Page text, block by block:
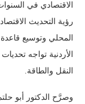
الاقتصادي في
رؤية التحديث
المحلي وتوسيع قاعدة
الأردنية تواجه
النقل والطاقة.
وصرَّح الدكتور أبو